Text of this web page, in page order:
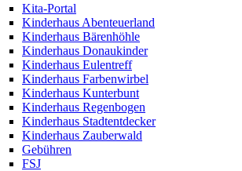
Kita-Portal
Kinderhaus Abenteuerland
Kinderhaus Bärenhöhle
Kinderhaus Donaukinder
Kinderhaus Eulentreff
Kinderhaus Farbenwirbel
Kinderhaus Kunterbunt
Kinderhaus Regenbogen
Kinderhaus Stadtentdecker
Kinderhaus Zauberwald
Gebühren
FSJ